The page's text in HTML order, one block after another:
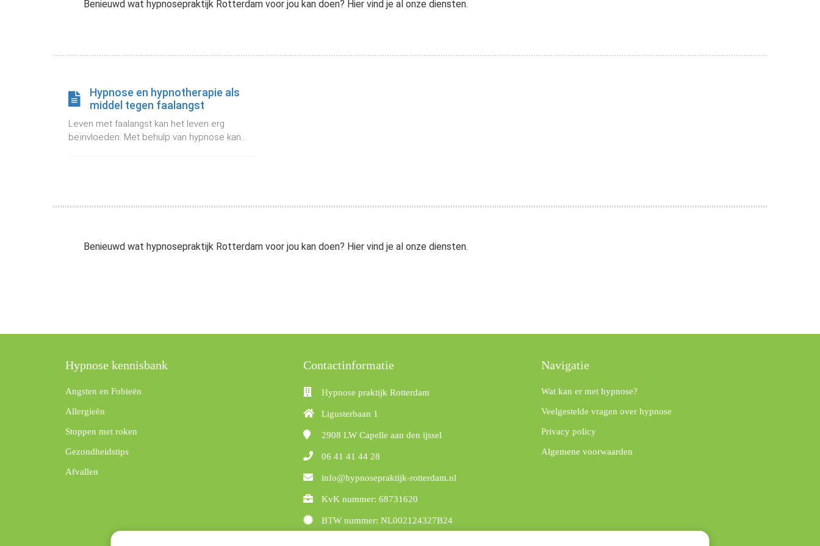
Benieuwd wat hypnosepraktijk Rotterdam voor jou kan doen? Hier vind je al onze diensten.
Hypnose en hypnotherapie als
middel tegen faalangst
Leven met faalangst kan het leven erg
beïnvloeden. Met behulp van hypnose kan...
Benieuwd wat hypnosepraktijk Rotterdam voor jou kan doen? Hier vind je al onze diensten.
Hypnose kennisbank
Angsten en Fobieën
Allergieën
Stoppen met roken
Gezondheidstips
Afvallen
Contactinformatie
Hypnose praktijk Rotterdam
Ligusterbaan 1
2908 LW Capelle aan den ijssel
06 41 41 44 28
info@hypnosepraktijk-rotterdam.nl
KvK nummer: 68731620
BTW nummer: NL002124327B24
Navigatie
Wat kan er met hypnose?
Veelgestelde vragen over hypnose
Privacy policy
Algemene voorwaarden